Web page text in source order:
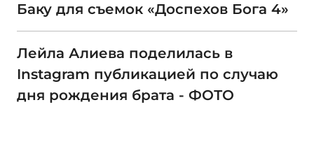
Баку для съемок «Доспехов Бога 4»
Лейла Алиева поделилась в
Instagram публикацией по случаю
дня рождения брата - ФОТО